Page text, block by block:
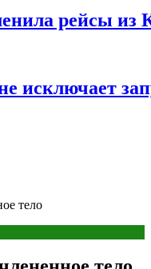
рейсы из
исключает
тело